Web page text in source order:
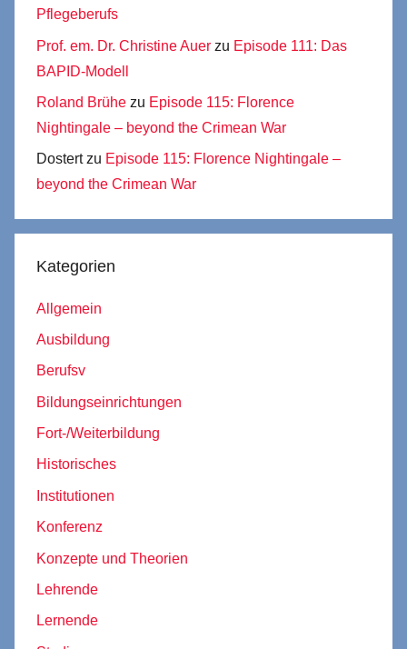
Pflegeberufs
Prof. em. Dr. Christine Auer zu Episode 111: Das
BAPID-Modell
Roland Brühe zu Episode 115: Florence
Nightingale – beyond the Crimean War
Dostertzu Episode 115: Florence Nightingale –
beyond the Crimean War
Kategorien
Allgemein
Ausbildung
Berufsv
Bildungseinrichtungen
Fort-/Weiterbildung
Historisches
Institutionen
Konferenz
Konzepte und Theorien
Lehrende
Lernende